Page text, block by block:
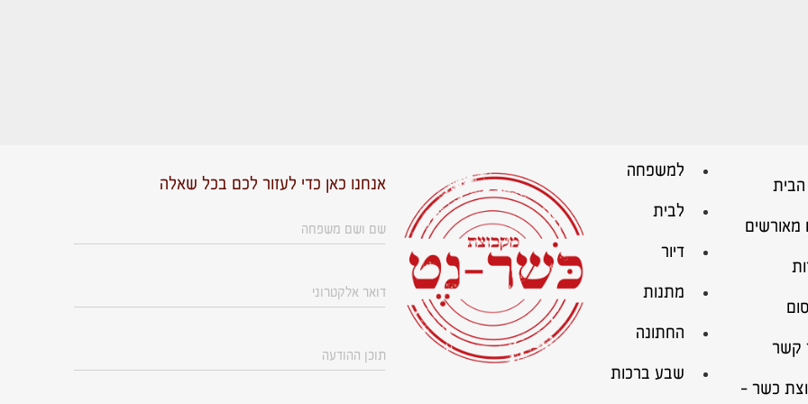
מאורשים
קשר
כשר –
למשפחה
לבית
דיור
מתנות
החתונה
שבע ברכות
אנחנו כאן כדי לעזור לכם בכל שאלה